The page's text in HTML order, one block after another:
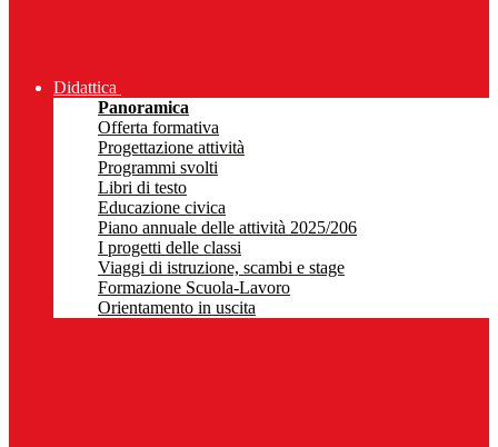
Didattica
Panoramica
Offerta formativa
Progettazione attività
Programmi svolti
Libri di testo
Educazione civica
Piano annuale delle attività 2025/206
I progetti delle classi
Viaggi di istruzione, scambi e stage
Formazione Scuola-Lavoro
Orientamento in uscita